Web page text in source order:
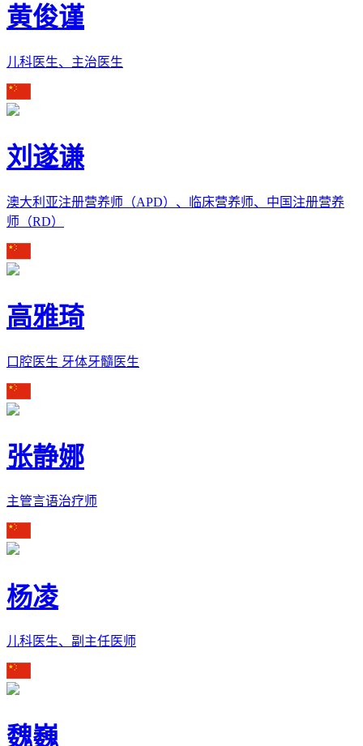
黄俊谨
儿科医生、主治医生
刘遂谦
澳大利亚注册营养师（APD）、临床营养师、中国注册营养
师（RD）
高雅琦
口腔医生 牙体牙髓医生
张静娜
主管言语治疗师
杨凌
儿科医生、副主任医师
魏巍